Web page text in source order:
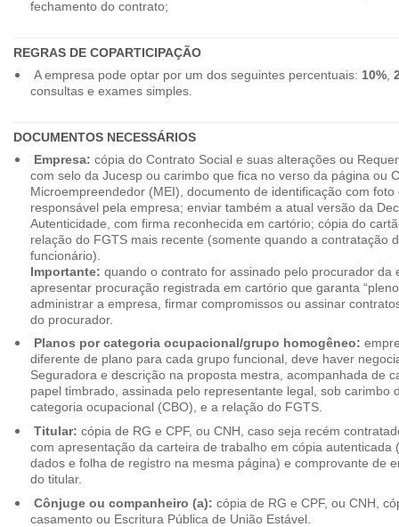
fechamento do contrato;
REGRAS DE COPARTICIPAÇÃO
A empresa pode optar por um dos seguintes percentuais: 10%,
consultas e exames simples.
DOCUMENTOS NECESSÁRIOS
Empresa: cópia do Contrato Social e suas alterações ou
com selo da Jucesp ou carimbo que fica no verso da página ou
Microempreendedor (MEI), documento de identificação com foto
responsável pela empresa; enviar também a atual versão da
Autenticidade, com firma reconhecida em cartório; cópia do
relação do FGTS mais recente (somente quando a contratação
funcionário).
Importante: quando o contrato for assinado pelo procurador da
apresentar procuração registrada em cartório que garanta
administrar a empresa, firmar compromissos ou assinar
do procurador.
Planos por categoria ocupacional/grupo homogêneo:
diferente de plano para cada grupo funcional, deve haver
Seguradora e descrição na proposta mestra, acompanhada de
papel timbrado, assinada pelo representante legal, sob carimbo
categoria ocupacional (CBO), e a relação do FGTS.
Titular: cópia de RG e CPF, ou CNH, caso seja recém
com apresentação da carteira de trabalho em cópia autenticada
dados e folha de registro na mesma página) e comprovante de
do titular.
Cônjuge ou companheiro (a): cópia de RG e CPF, ou CNH,
casamento ou Escritura Pública de União Estável.